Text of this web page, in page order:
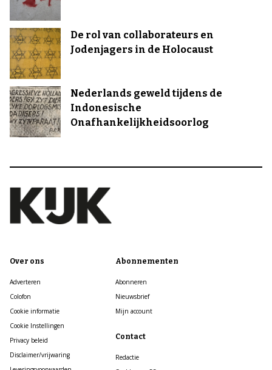
De rol van collaborateurs en
Jodenjagers in de Holocaust
Nederlands geweld tijdens de
Indonesische
Onafhankelijkheidsoorlog
Over ons
Adverteren
Colofon
Cookie informatie
Cookie Instellingen
Privacy beleid
Disclaimer/vrijwaring
Abonnementen
Abonneren
Nieuwsbrief
Mijn account
Contact
Redactie